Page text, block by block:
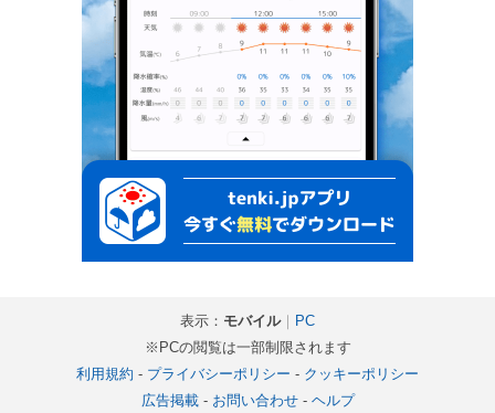
表示： モバイル｜ PC
※PCの閲覧は一部制限されます
利用規約 - プライバシーポリシー - クッキーポリシー
広告掲載- お問い合わせ- ヘルプ